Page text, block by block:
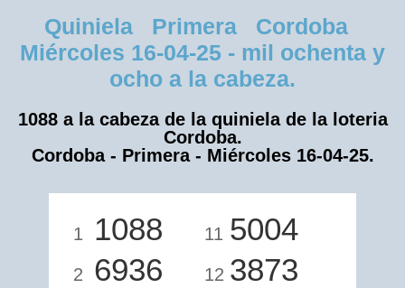
Quiniela Primera Cordoba
Miércoles 16-04-25 - mil ochenta y
ocho a la cabeza.
1088 a la cabeza de la quiniela de la loteria
Cordoba.
Cordoba - Primera - Miércoles 16-04-25.
1 1088
2 6936
11 5004
12 3873